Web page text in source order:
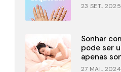
23 SET., 2025
Sonhar
pode ser
apenas
27 MAI., 2024